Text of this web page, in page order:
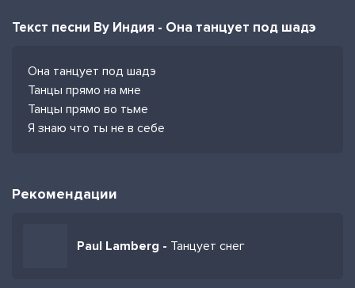
Текст песни By Индия - Она танцует под шадэ
Она танцует под шадэ
Танцы прямо на мне
Танцы прямо во тьме
Я знаю что ты не в себе
Рекомендации
Paul Lamberg - Танцует снег